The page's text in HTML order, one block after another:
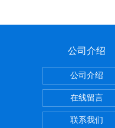
公司介绍
公司介绍
在线留言
联系我们